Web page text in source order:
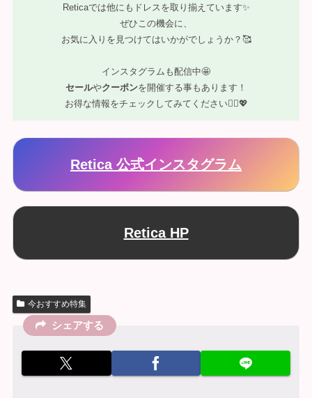
Reticaでは他にもドレスを取り揃えています✨
ぜひこの機会に、
お気に入りを見つけてはいかがでしょうか？🥰
インスタグラムも配信中🤩
セールやクーポンを開催する事もあります！
お得な情報をチェックしてみてください💁‍♀️💖
Retica 公式インスタグラム
Retica HP
今おすすめ特集
シェアする